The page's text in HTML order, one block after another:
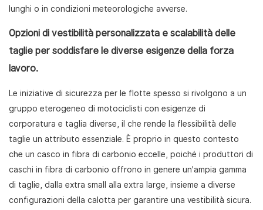
lunghi o in condizioni meteorologiche avverse.
Opzioni di vestibilità personalizzata e scalabilità delle
taglie per soddisfare le diverse esigenze della forza
lavoro.
Le iniziative di sicurezza per le flotte spesso si rivolgono a un
gruppo eterogeneo di motociclisti con esigenze di
corporatura e taglia diverse, il che rende la flessibilità delle
taglie un attributo essenziale. È proprio in questo contesto
che un casco in fibra di carbonio eccelle, poiché i produttori di
caschi in fibra di carbonio offrono in genere un'ampia gamma
di taglie, dalla extra small alla extra large, insieme a diverse
configurazioni della calotta per garantire una vestibilità sicura.